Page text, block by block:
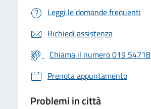
Leggi le domande frequenti
Richiedi assistenza
Chiama il numero 019 54718
Prenota appuntamento
Problemi in città